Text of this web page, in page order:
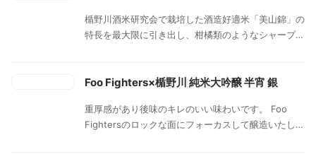
楯野川酒米研究会で栽培した酒造好適米「美山錦」の
特長を最大限に引き出し、柑橘類のようなシャープで
めあげる食中酒向きの酒質。
Foo Fighters×楯野川 純米大吟醸 半宵 銀
重厚感があり後味のキレのいい味わいです。 Foo
Fightersのロックな面にフォーカスして醸造いたしま